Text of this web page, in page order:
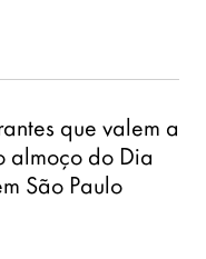
cozinhas
funcionais para
espaço